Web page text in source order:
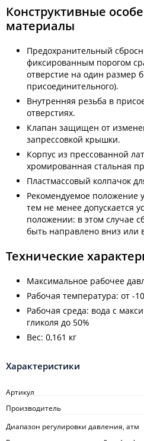
Конструктивные
материалы
Предохранительный
фиксированным порогом
отверстие на один размер
присоединительного).
Внутренняя резьба в
отверстиях.
Клапан защищен от
запрессовкой крышки.
Корпус из прессованной
хромированная стальная
Пластмассовый колпачок
Рекомендуемое положение
тем не менее допускается
положении: в этом случае
быть направлено вниз или
Технические
Максимальное рабочее
Рабочая температура: от -
Рабочая среда: вода с
гликоля до 50%
Вес: 0,161 кг
Характеристики
Артикул
Производитель
Диапазон регулировки давления, атм